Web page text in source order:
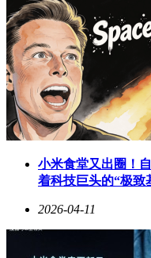
覆盖工业自动化全产业
PLC/HMI等核心部件，以
领域，其电驱与电源系统
通板块的牵引与控制系统
共交通项目。这种"工业
模式，构成了公司持续增
小米食堂又出圈！
着科技巨头的“极致
2026-04-11